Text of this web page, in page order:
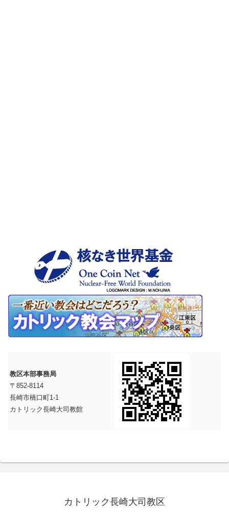
教区本部事務局
〒852-8114
長崎市橋口町1-1
カトリック長崎大司教館
カトリック長崎大司教区